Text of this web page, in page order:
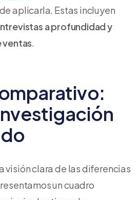
aplicarla. Estas incluyen
a profundidad y
ventas.
visión clara de las diferencias
un cuadro